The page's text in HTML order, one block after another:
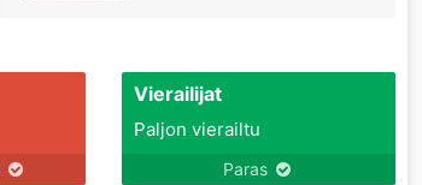
Vierailijat
Paljon vierailtu
Paras